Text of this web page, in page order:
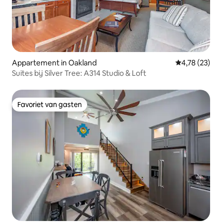
Appartement in Oakland Gemiddelde
4,78 (23)
Suites bij Silver Tree: A314 Studio & Loft
Favoriet van gasten
Favoriet van gasten